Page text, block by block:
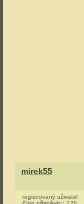
mirek55
registrovaný uživatel